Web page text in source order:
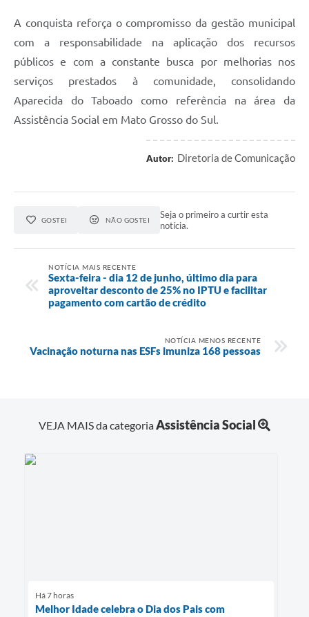
A conquista reforça o compromisso da gestão municipal
com a responsabilidade na aplicação dos recursos
públicos e com a constante busca por melhorias nos
serviços prestados à comunidade, consolidando
Aparecida do Taboado como referência na área da
Assistência Social em Mato Grosso do Sul.
Autor: Diretoria de Comunicação
GOSTEI NÃO GOSTEI
Seja o primeiro a curtir esta
notícia.
NOTÍCIA MAIS RECENTE
Sexta-feira - dia 12 de junho, último dia para
aproveitar desconto de 25% no IPTU e facilitar
pagamento com cartão de crédito
NOTÍCIA MENOS RECENTE
Vacinação noturna nas ESFs imuniza 168 pessoas
VEJA MAIS da categoriaAssistência Social
Há 7 horas
Melhor Idade celebra o Dia dos Pais com